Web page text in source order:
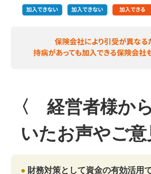
〈 経営者様か
いたお声やご
財務対策として資金の有効活用